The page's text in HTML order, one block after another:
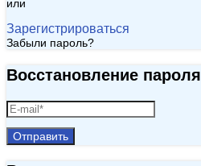
или
Зарегистрироваться
Забыли пароль?
Восстановление пароля
Отправить